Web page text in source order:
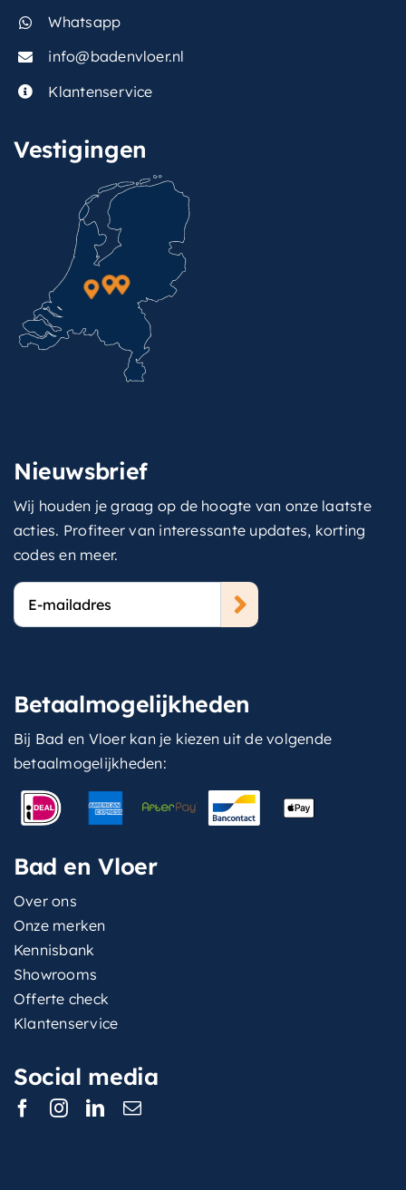
Whatsapp
info@badenvloer.nl
Klantenservice
Vestigingen
Nieuwsbrief
Wij houden je graag op de hoogte van onze laatste
acties. Profiteer van interessante updates, korting
codes en meer.
E-
mailadres
Betaalmogelijkheden
Bij Bad en Vloer kan je kiezen uit de volgende
betaalmogelijkheden:
Bad en Vloer
Over ons
Onze merken
Kennisbank
Showrooms
Offerte check
Klantenservice
Social media